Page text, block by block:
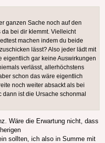
ganzen Sache noch auf den
bei dir klemmt. Vielleicht
machen indem du beide
lässt? Also jeder lädt mit
eigentlich gar keine Auswirkungen
verlässt, allerhöchstens
schon das wäre eigentlich
noch weiter absackt als bei
dann ist die Ursache schonmal
Wäre die Erwartung nicht, dass
sollten, ich also in Summe mit